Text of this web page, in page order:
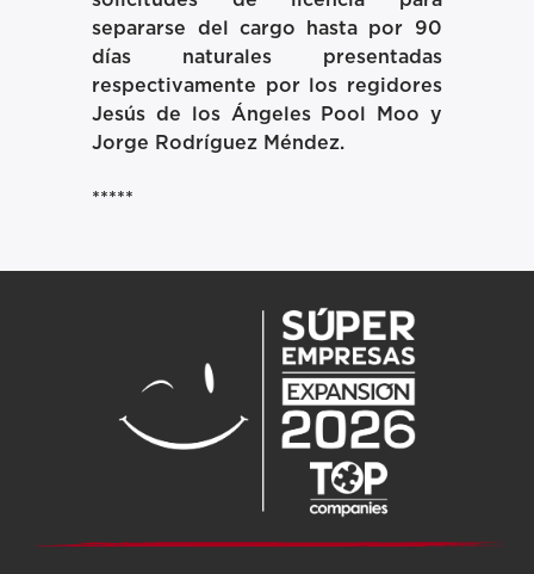
separarse del cargo hasta por 90
días naturales presentadas
respectivamente por los regidores
Jesús de los Ángeles Pool Moo y
Jorge Rodríguez Méndez.
*****